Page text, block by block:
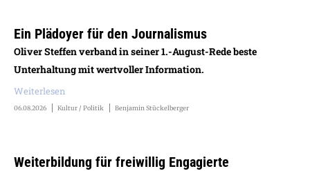
Ein Plädoyer für den Journalismus
Oliver Steffen verband in seiner 1.-August-Rede beste
Unterhaltung mit wertvoller Information.
Weiterlesen
06.08.2026 Kultur / Politik Benjamin Stückelberger
Weiterbildung für freiwillig Engagierte